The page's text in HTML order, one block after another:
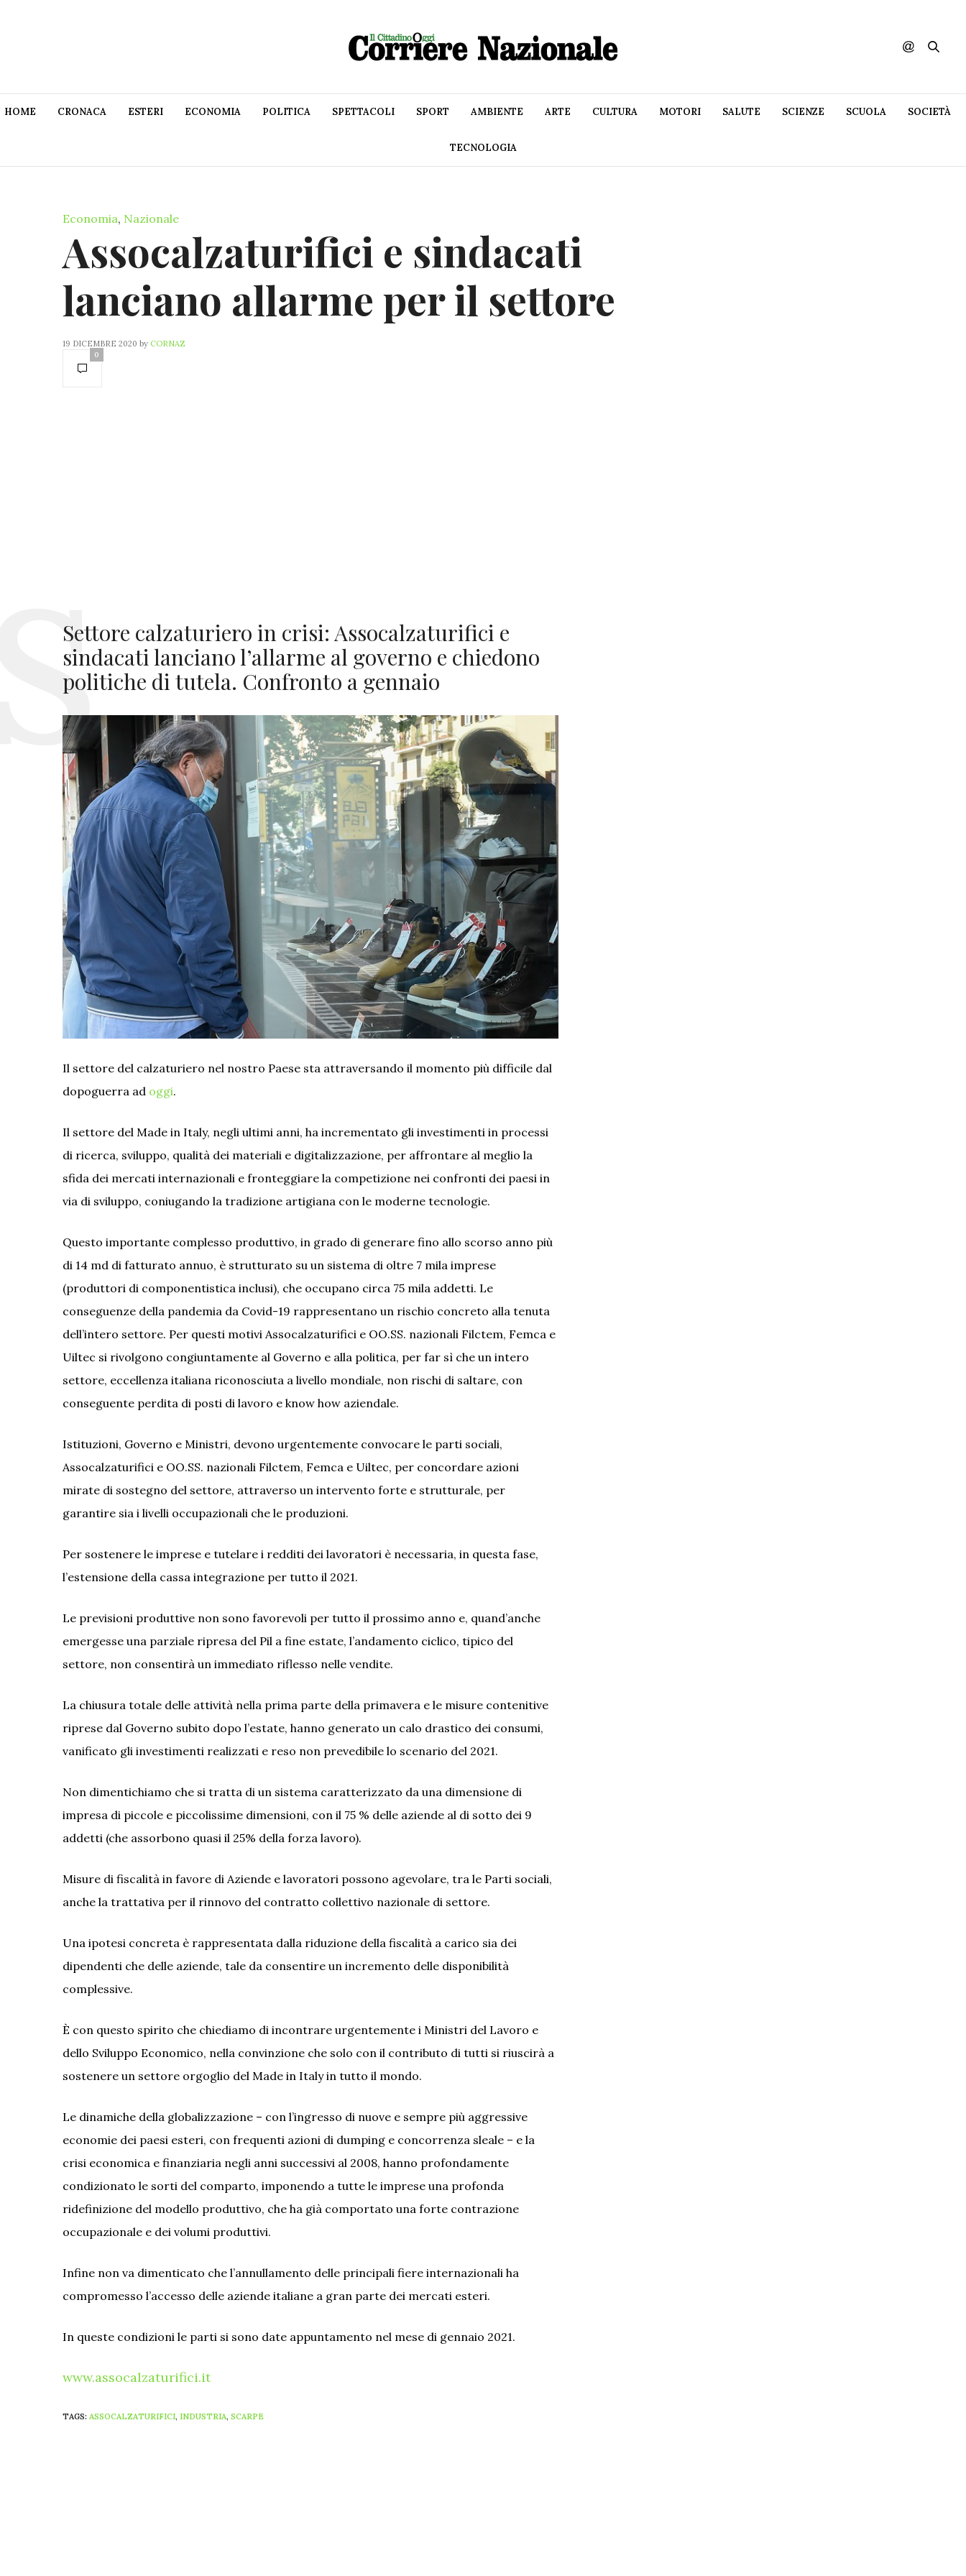
HOME CRONACA ESTERI ECONOMIA POLITICA SPETTACOLI SPORT AMBIENTE ARTE CULTURA MOTORI SALUTE SCIENZE SCUOLA SOCIETÀ
TECNOLOGIA
Economia, Nazionale
Assocalzaturifici e sindacati
lanciano allarme per il settore
19 DICEMBRE 2020 by CORNAZ
0
Settore calzaturiero in crisi: Assocalzaturifici e
sindacati lanciano l’allarme al governo e chiedono
politiche di tutela. Confronto a gennaio
Il settore del calzaturiero nel nostro Paese sta attraversando il momento più difficile dal
dopoguerra ad oggi.
Il settore del Made in Italy, negli ultimi anni, ha incrementato gli investimenti in processi
di ricerca, sviluppo, qualità dei materiali e digitalizzazione, per affrontare al meglio la
sfida dei mercati internazionali e fronteggiare la competizione nei confronti dei paesi in
via di sviluppo, coniugando la tradizione artigiana con le moderne tecnologie.
Questo importante complesso produttivo, in grado di generare fino allo scorso anno più
di 14 md di fatturato annuo, è strutturato su un sistema di oltre 7 mila imprese
(produttori di componentistica inclusi), che occupano circa 75 mila addetti. Le
conseguenze della pandemia da Covid-19 rappresentano un rischio concreto alla tenuta
dell’intero settore. Per questi motivi Assocalzaturifici e OO.SS. nazionali Filctem, Femca e
Uiltec si rivolgono congiuntamente al Governo e alla politica, per far sì che un intero
settore, eccellenza italiana riconosciuta a livello mondiale, non rischi di saltare, con
conseguente perdita di posti di lavoro e know how aziendale.
Istituzioni, Governo e Ministri, devono urgentemente convocare le parti sociali,
Assocalzaturifici e OO.SS. nazionali Filctem, Femca e Uiltec, per concordare azioni
mirate di sostegno del settore, attraverso un intervento forte e strutturale, per
garantire sia i livelli occupazionali che le produzioni.
Per sostenere le imprese e tutelare i redditi dei lavoratori è necessaria, in questa fase,
l’estensione della cassa integrazione per tutto il 2021.
Le previsioni produttive non sono favorevoli per tutto il prossimo anno e, quand’anche
emergesse una parziale ripresa del Pil a fine estate, l’andamento ciclico, tipico del
settore, non consentirà un immediato riflesso nelle vendite.
La chiusura totale delle attività nella prima parte della primavera e le misure contenitive
riprese dal Governo subito dopo l’estate, hanno generato un calo drastico dei consumi,
vanificato gli investimenti realizzati e reso non prevedibile lo scenario del 2021.
Non dimentichiamo che si tratta di un sistema caratterizzato da una dimensione di
impresa di piccole e piccolissime dimensioni, con il 75 % delle aziende al di sotto dei 9
addetti (che assorbono quasi il 25% della forza lavoro).
Misure di fiscalità in favore di Aziende e lavoratori possono agevolare, tra le Parti sociali,
anche la trattativa per il rinnovo del contratto collettivo nazionale di settore.
Una ipotesi concreta è rappresentata dalla riduzione della fiscalità a carico sia dei
dipendenti che delle aziende, tale da consentire un incremento delle disponibilità
complessive.
È con questo spirito che chiediamo di incontrare urgentemente i Ministri del Lavoro e
dello Sviluppo Economico, nella convinzione che solo con il contributo di tutti si riuscirà a
sostenere un settore orgoglio del Made in Italy in tutto il mondo.
Le dinamiche della globalizzazione – con l’ingresso di nuove e sempre più aggressive
economie dei paesi esteri, con frequenti azioni di dumping e concorrenza sleale – e la
crisi economica e finanziaria negli anni successivi al 2008, hanno profondamente
condizionato le sorti del comparto, imponendo a tutte le imprese una profonda
ridefinizione del modello produttivo, che ha già comportato una forte contrazione
occupazionale e dei volumi produttivi.
Infine non va dimenticato che l’annullamento delle principali fiere internazionali ha
compromesso l’accesso delle aziende italiane a gran parte dei mercati esteri.
In queste condizioni le parti si sono date appuntamento nel mese di gennaio 2021.
www.assocalzaturifici.it
TAGS: ASSOCALZATURIFICI, INDUSTRIA, SCARPE